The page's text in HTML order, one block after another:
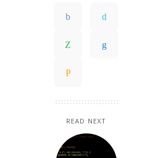
READ NEXT